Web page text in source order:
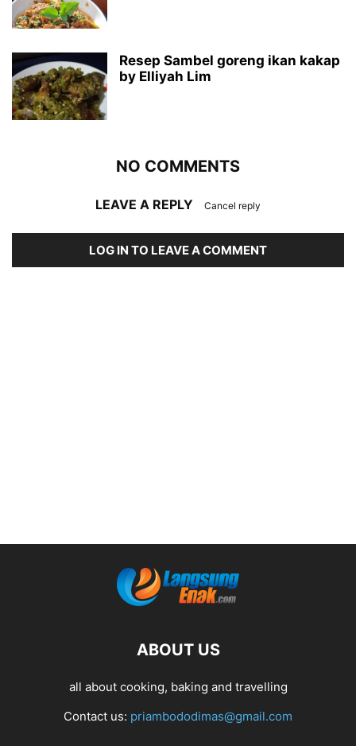
Resep Sambel goreng ikan kakap
by Elliyah Lim
NO COMMENTS
LEAVE A REPLY Cancel reply
LOG IN TO LEAVE A COMMENT
ABOUT US
all about cooking, baking and travelling
Contact us: priambododimas@gmail.com